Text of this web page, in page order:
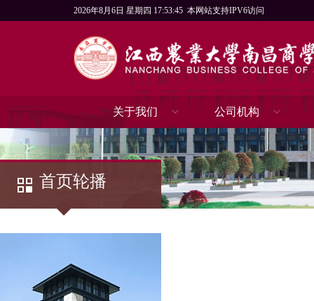
2026年8月6日 星期四 17:53:45 本网站支持IPV6访问
关于我们 公司机构
首页轮播